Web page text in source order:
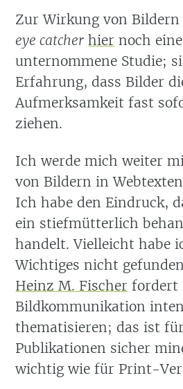
Zur Wirkung von
eye catcher hier noch
unternommene Studie;
Erfahrung, dass Bilder
Aufmerksamkeit fast
ziehen.
Ich werde mich weiter
von Bildern in
Ich habe den Eindruck,
ein stiefmütterlich
handelt. Vielleicht habe
Wichtiges nicht
Heinz M. Fischer fordert
Bildkommunikation
thematisieren; das ist
Publikationen sicher
wichtig wie für Print-